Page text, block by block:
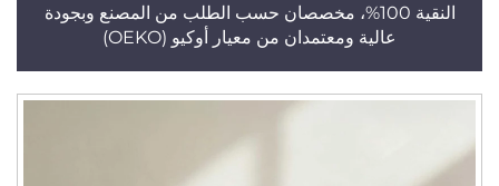
النقية 100%، مخصصان حسب الطلب من المصنع وبجودة
عالية ومعتمدان من معيار أوكيو (OEKO)